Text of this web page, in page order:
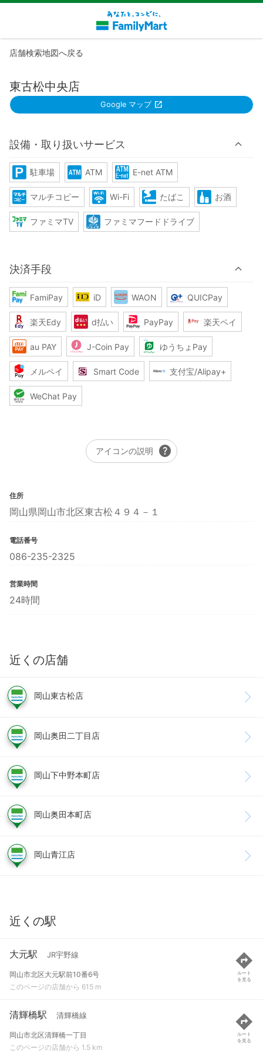
店舗検索地図へ戻る
東古松中央店
Google マップ
設備・取り扱いサービス
駐車場 ATM E-net ATM
マルチコピー Wi-Fi たばこ お酒
ファミマTV ファミマフードドライブ
決済手段
FamiPay iD WAON QUICPay
楽天Edy d払い PayPay 楽天ペイ
au PAY J-Coin Pay ゆうちょPay
メルペイ Smart Code 支付宝/Alipay+
WeChat Pay
アイコンの説明 help
住所
岡山県岡山市北区東古松４９４－１
電話番号
086-235-2325
営業時間
24時間
近くの店舗
岡山東古松店
岡山奥田二丁目店
岡山下中野本町店
岡山奥田本町店
岡山青江店
近くの駅
大元駅 JR宇野線
岡山市北区大元駅前10番6号
このページの店舗から 615 m
ルート
を見る
清輝橋駅 清輝橋線
岡山市北区清輝橋一丁目
このページの店舗から 1.5 km
ルート
を見る